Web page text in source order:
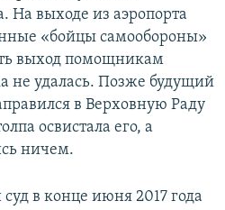
На выходе из аэропорта
«бойцы самообороны»
выход помощникам
не удалась. Позже будущий
в Верховную Раду
освистала его, а
ничем.
в конце июня 2017 года